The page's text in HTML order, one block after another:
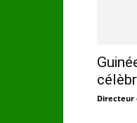
Directeur